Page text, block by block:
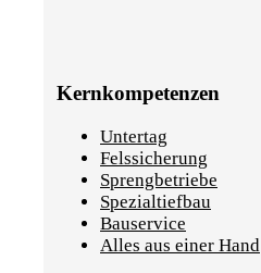
Kernkompetenzen
Untertag
Felssicherung
Sprengbetriebe
Spezialtiefbau
Bauservice
Alles aus einer Hand